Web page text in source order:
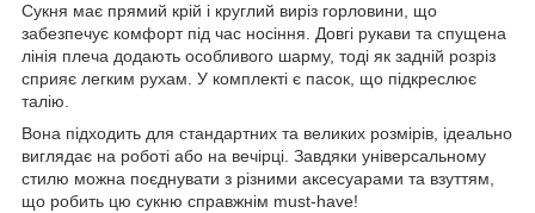
Сукня має прямий крій і круглий виріз горловини, що
забезпечує комфорт під час носіння. Довгі рукави та спущена
лінія плеча додають особливого шарму, тоді як задній розріз
сприяє легким рухам. У комплекті є пасок, що підкреслює
талію.
Вона підходить для стандартних та великих розмірів, ідеально
виглядає на роботі або на вечірці. Завдяки універсальному
стилю можна поєднувати з різними аксесуарами та взуттям,
що робить цю сукню справжнім must-have!